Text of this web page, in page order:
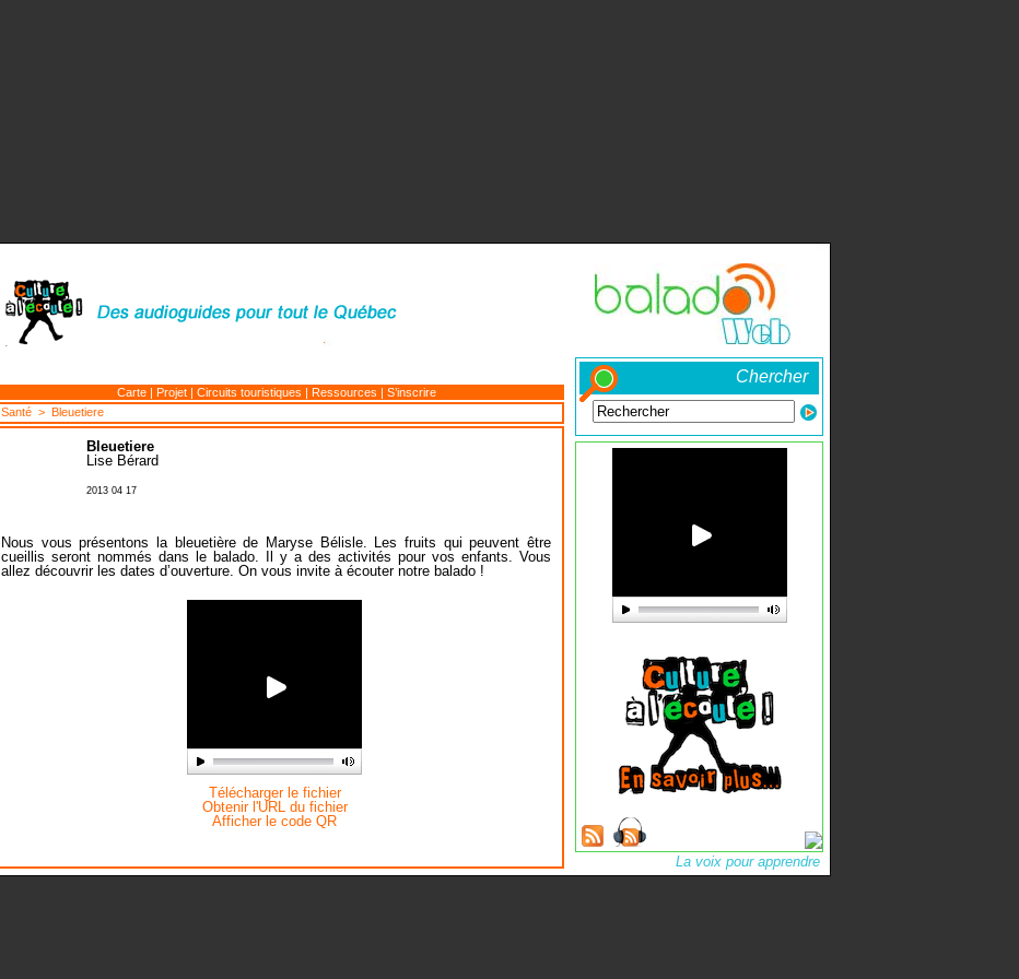
Carte | Projet | Circuits touristiques | Ressources | S’inscrire
Santé > Bleuetiere
Bleuetiere
Lise Bérard
2013 04 17
Nous vous présentons la bleuetière de Maryse Bélisle. Les fruits qui peuvent être
cueillis seront nommés dans le balado. Il y a des activités pour vos enfants. Vous
allez découvrir les dates d’ouverture. On vous invite à écouter notre balado !
Télécharger le fichier
Obtenir l'URL du fichier
Afficher le code QR
Chercher
La voix pour apprendre